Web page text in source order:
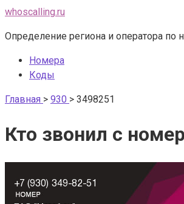
Перейти
контенту
whoscalling.ru
Определение региона и оператора по
Номера
Коды
Главная > 930 > 3498251
Кто звонил с